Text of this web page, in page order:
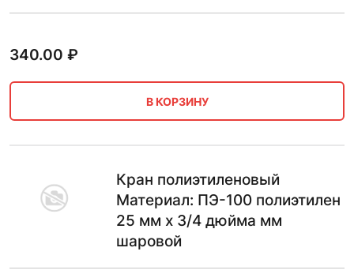
340.00 ₽
В КОРЗИНУ
Кран полиэтиленовый
Материал: ПЭ-100 полиэтилен
25 мм х 3/4 дюйма мм
шаровой